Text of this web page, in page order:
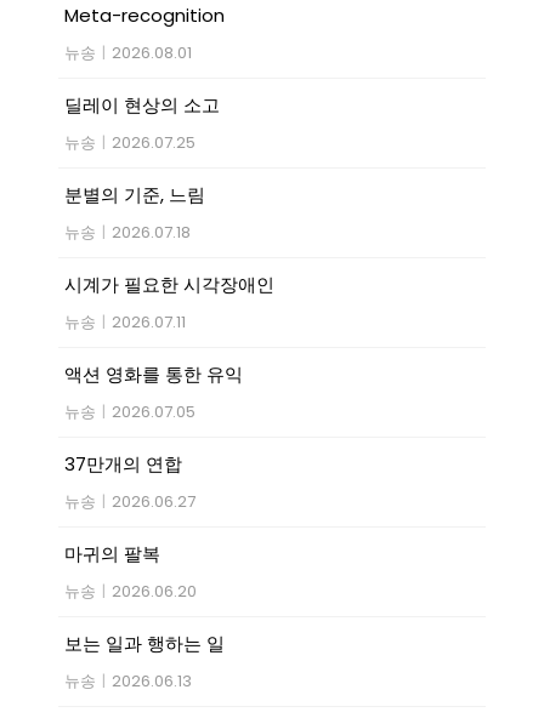
Meta-recognition
뉴송 | 2026.08.01
딜레이 현상의 소고
뉴송 | 2026.07.25
분별의 기준, 느림
뉴송 | 2026.07.18
시계가 필요한 시각장애인
뉴송 | 2026.07.11
액션 영화를 통한 유익
뉴송 | 2026.07.05
37만개의 연합
뉴송 | 2026.06.27
마귀의 팔복
뉴송 | 2026.06.20
보는 일과 행하는 일
뉴송 | 2026.06.13